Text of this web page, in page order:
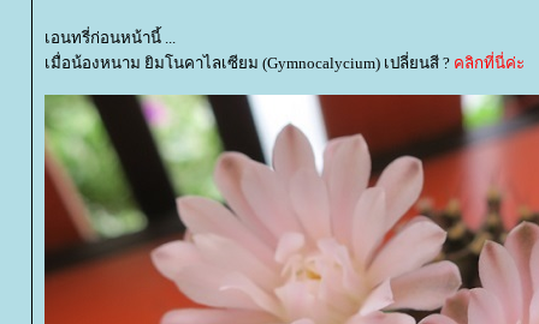
เอนทรี่ก่อนหน้านี้ ...
เมื่อน้องหนาม ยิมโนคาไลเซียม (Gymnocalycium) เปลี่ยนสี ? คลิกที่นี่ค่ะ